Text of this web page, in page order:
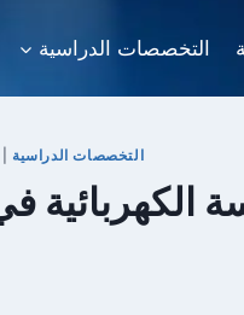
التخصصات الدراسية
التخصصات الدراسية
الكهربائية